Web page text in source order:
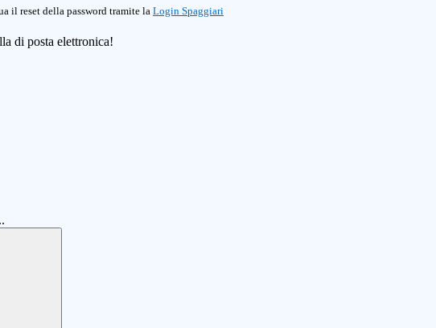
il reset della password tramite la Login Spaggiari
di posta elettronica!